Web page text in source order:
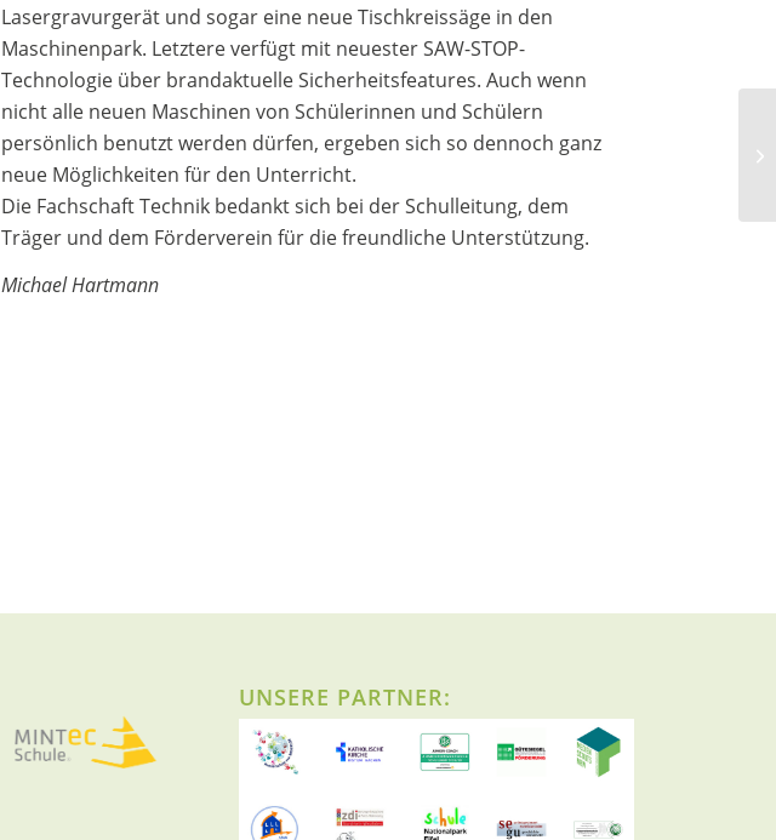
Lasergravurgerät und sogar eine neue Tischkreissäge in den
Maschinenpark. Letztere verfügt mit neuester SAW-STOP-
Technologie über brandaktuelle Sicherheitsfeatures. Auch wenn
nicht alle neuen Maschinen von Schülerinnen und Schülern
persönlich benutzt werden dürfen, ergeben sich so dennoch ganz
neue Möglichkeiten für den Unterricht.
Die Fachschaft Technik bedankt sich bei der Schulleitung, dem
Träger und dem Förderverein für die freundliche Unterstützung.
Michael Hartmann
UNSERE PARTNER: